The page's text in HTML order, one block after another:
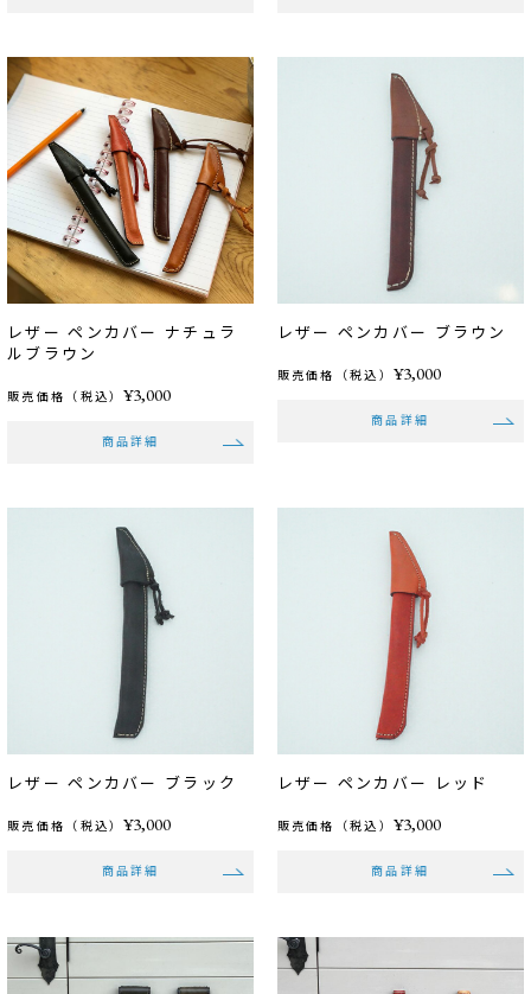
レザー ペンカバー ナチュラ
ルブラウン
販売価格（税込）¥3,000
商品詳細
レザー ペンカバー ブラウン
販売価格（税込） ¥3,000
商品詳細
レザー ペンカバー ブラック
販売価格（税込） ¥3,000
商品詳細
レザー ペンカバー レッド
販売価格（税込） ¥3,000
商品詳細